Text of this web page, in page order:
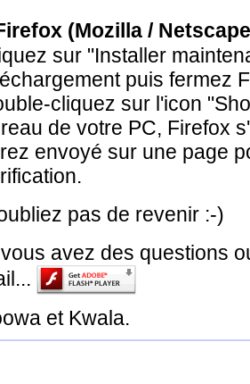
(Mozilla /
sur "Installer
puis fermez
cliquez sur l'icon
de votre PC, Firefox
envoyé sur une page
pas de revenir :-)
avez des questions
et Kwala.